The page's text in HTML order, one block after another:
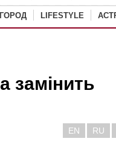
LIFESTYLE
замінить
EN RU